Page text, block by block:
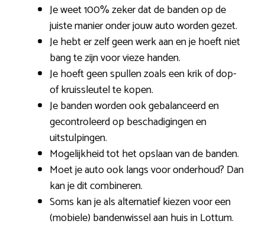
Je weet 100% zeker dat de banden op de
juiste manier onder jouw auto worden gezet.
Je hebt er zelf geen werk aan en je hoeft niet
bang te zijn voor vieze handen.
Je hoeft geen spullen zoals een krik of dop-
of kruissleutel te kopen.
Je banden worden ook gebalanceerd en
gecontroleerd op beschadigingen en
uitstulpingen.
Mogelijkheid tot het opslaan van de banden.
Moet je auto ook langs voor onderhoud? Dan
kan je dit combineren.
Soms kan je als alternatief kiezen voor een
(mobiele) bandenwissel aan huis in Lottum.